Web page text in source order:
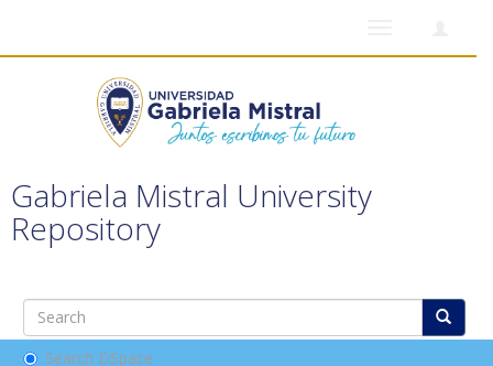
Gabriela Mistral University
Repository
Search DSpace